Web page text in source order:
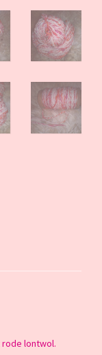
rode lontwol.